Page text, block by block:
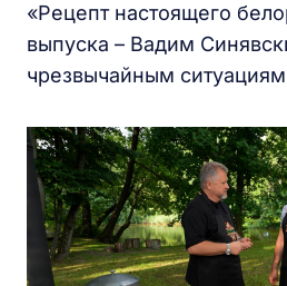
«Рецепт настоящего
выпуска – Вадим
чрезвычайным